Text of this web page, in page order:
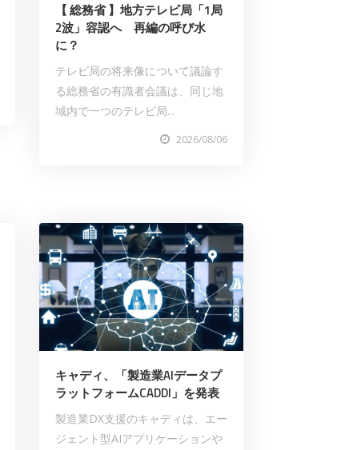
【 総務省 】地方テレビ局「1局
2波」容認へ 再編の呼び水
に？
テレビ局の将来像について議論す
る総務省の有識者会議は、同じ地
域内で一つのテレビ局...
2026/08/06
キャディ、「製造業AIデータプ
ラットフォームCADDI」を発表
製造業DX支援のキャディは、エー
ジェント型AIアプリケーションや